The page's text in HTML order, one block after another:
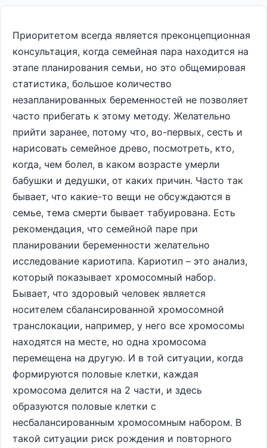
Приоритетом всегда является преконцепционная
консультация, когда семейная пара находится на
этапе планирования семьи, но это общемировая
статистика, большое количество
незапланированных беременностей не позволяет
часто прибегать к этому методу. Желательно
прийти заранее, потому что, во-первых, сесть и
нарисовать семейное древо, посмотреть, кто,
когда, чем болел, в каком возрасте умерли
бабушки и дедушки, от каких причин. Часто так
бывает, что какие-то вещи не обсуждаются в
семье, тема смерти бывает табуирована. Есть
рекомендация, что семейной паре при
планировании беременности желательно
исследование кариотипа. Кариотип – это анализ,
который показывает хромосомный набор.
Бывает, что здоровый человек является
носителем сбалансированной хромосомной
транслокации, например, у него все хромосомы
находятся на месте, но одна хромосома
перемещена на другую. И в той ситуации, когда
формируются половые клетки, каждая
хромосома делится на 2 части, и здесь
образуются половые клетки с
несбалансированным хромосомным набором. В
такой ситуации риск рождения и повторного